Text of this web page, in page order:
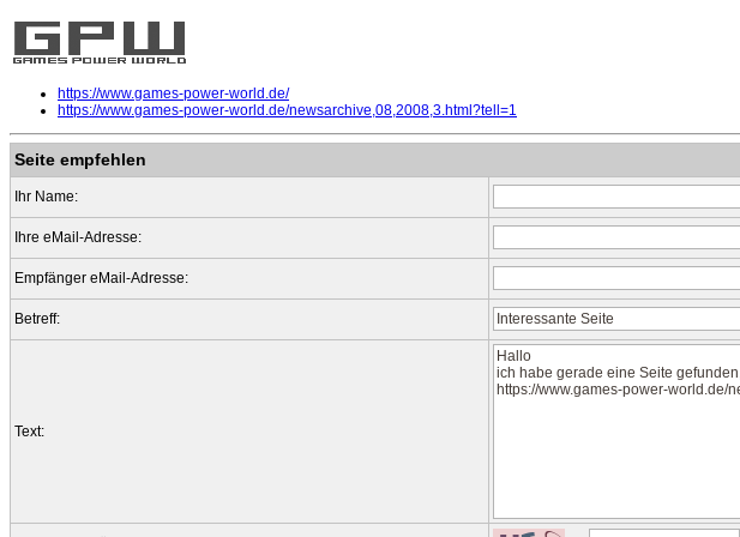
https://www.games-power-world.de/
https://www.games-power-world.de/newsarchive,08,2008,3.html?tell=1
Seite empfehlen
Ihr Name:
Ihre eMail-Adresse:
Empfänger eMail-Adresse:
Betreff:
Text: